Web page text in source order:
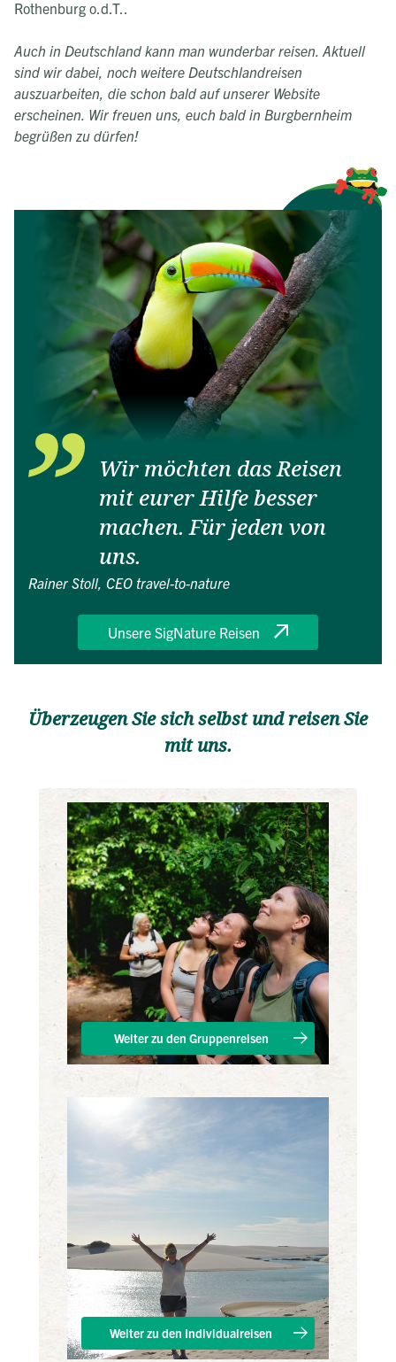
Rothenburg o.d.T..
Auch in Deutschland kann man wunderbar reisen. Aktuell
sind wir dabei, noch weitere Deutschlandreisen
auszuarbeiten, die schon bald auf unserer Website
erscheinen. Wir freuen uns, euch bald in Burgbernheim
begrüßen zu dürfen!
Wir möchten das Reisen
mit eurer Hilfe besser
machen. Für jeden von
uns.
Rainer Stoll, CEO travel-to-nature
Unsere SigNature Reisen
Überzeugen Sie sich selbst und reisen Sie
mit uns.
Weiter zu den Gruppenreisen
Weiter zu den Individualreisen